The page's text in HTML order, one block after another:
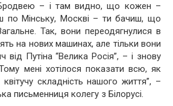
– і там видно, що кожен –
по Мінську, Москві – ти бачиш, що
Так, вони переодягнулися в
на нових машинах, але тільки вони
від Путіна “Велика Росія”, – і знову
мені хотілося показати всю, як
складність нашого життя”, –
письменниця колегу з Білорусі.